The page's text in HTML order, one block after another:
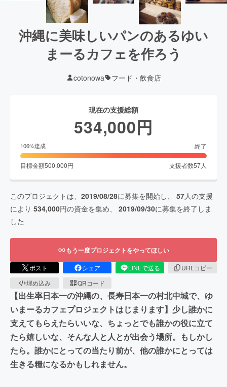
沖縄に美味しいパンのあるゆい
まーるカフェを作ろう
cotonowa フード・飲食店
現在の支援総額
534,000円
106%達成 終了
目標金額500,000円 支援者数57人
このプロジェクトは、 2019/08/28に募集を開始し、 57人の支援
により 534,000円の資金を集め、 2019/09/30に募集を終了しま
した
もう一度プロジェクトをやってほしい
ポスト シェア LINEで送る
URLコピー
埋め込み
QRコード
【出生率日本一の沖縄の、長寿日本一の村北中城で、ゆ
いまーるカフェプロジェクトはじまります】少し誰かに
支えてもらえたらいいな、ちょっとでも誰かの役に立て
たら嬉しいな、そんな人と人とが出会う場所。もしかし
たら。誰かにとっての当たり前が、他の誰かにとっては
生きる糧になるかもしれません。